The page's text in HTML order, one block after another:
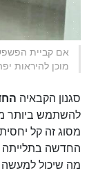
אם קביית
מוכן להיראות
סגנון הקבאיה
להשתמש ביותר
מסוג זה קל
החדשה בתלייתה
מה שיכול